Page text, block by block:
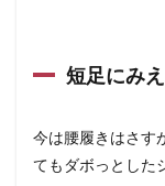
短足にみ
今は腰履きはさす
てもダボっとした